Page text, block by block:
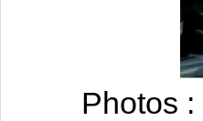
Photos